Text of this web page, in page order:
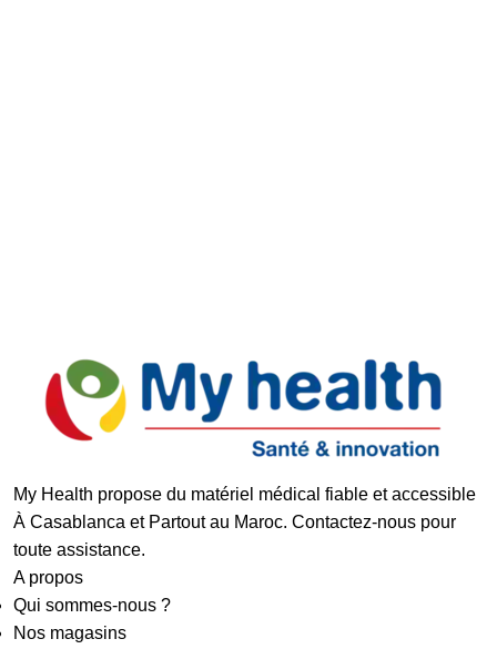
My Health propose du matériel médical fiable et accessible
À Casablanca et Partout au Maroc. Contactez-nous pour
toute assistance.
A propos
Qui sommes-nous ?
Nos magasins